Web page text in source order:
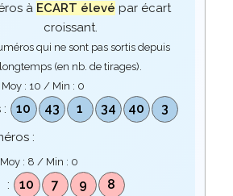
à ECART élevé par écart
croissant.
qui ne sont pas sortis depuis
longtemps (en nb. de tirages).
: 10 / Min : 0
: 10 43 1 34 40
3
:
: 8 / Min : 0
: 10 7 9 8